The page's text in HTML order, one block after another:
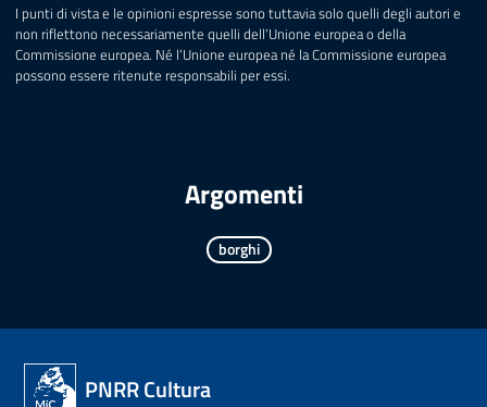
I punti di vista e le opinioni espresse sono tuttavia solo quelli degli autori e
non riflettono necessariamente quelli dell’Unione europea o della
Commissione europea. Né l’Unione europea né la Commissione europea
possono essere ritenute responsabili per essi.
Argomenti
borghi
PNRR Cultura